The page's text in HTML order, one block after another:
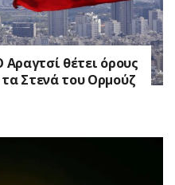
Αραγτσί θέτει όρους
Στενά του Ορμούζ